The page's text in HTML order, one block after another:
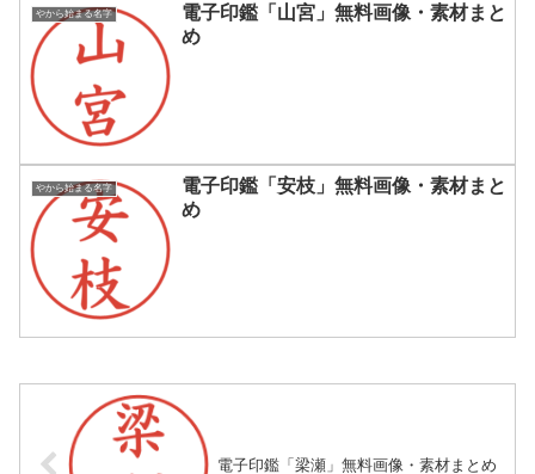
やから始まる名字
電子印鑑「山宮」無料画像・素材まと
め
やから始まる名字
電子印鑑「安枝」無料画像・素材まと
め
電子印鑑「梁瀬」無料画像・素材まとめ